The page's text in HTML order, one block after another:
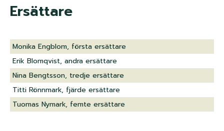
Ersättare
Monika Engblom, första ersättare
Erik Blomqvist, andra ersättare
Nina Bengtsson, tredje ersättare
Titti Rönnmark, fjärde ersättare
Tuomas Nymark, femte ersättare